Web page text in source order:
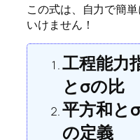
この式は、自力で簡
いけません！
工程能力
とσの比
平方和と
の定義